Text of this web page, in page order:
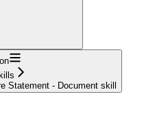
Statement - Document skill